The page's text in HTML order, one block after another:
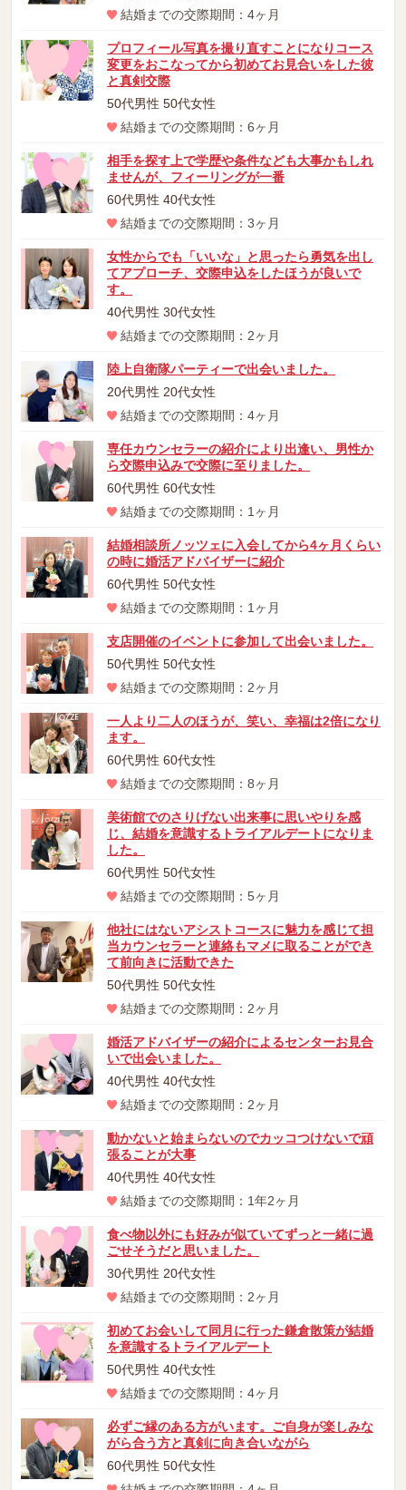
結婚までの交際期間：4ヶ月
プロフィール写真を撮り直すことになりコース
変更をおこなってから初めてお見合いをした彼
と真剣交際
50代男性 50代女性
結婚までの交際期間：6ヶ月
相手を探す上で学歴や条件なども大事かもしれ
ませんが、フィーリングが一番
60代男性 40代女性
結婚までの交際期間：3ヶ月
女性からでも「いいな」と思ったら勇気を出し
てアプローチ、交際申込をしたほうが良いで
す。
40代男性 30代女性
結婚までの交際期間：2ヶ月
陸上自衛隊パーティーで出会いました。
20代男性 20代女性
結婚までの交際期間：4ヶ月
専任カウンセラーの紹介により出逢い、男性か
ら交際申込みで交際に至りました。
60代男性 60代女性
結婚までの交際期間：1ヶ月
結婚相談所ノッツェに入会してから4ヶ月くらい
の時に婚活アドバイザーに紹介
60代男性 50代女性
結婚までの交際期間：1ヶ月
支店開催のイベントに参加して出会いました。
50代男性 50代女性
結婚までの交際期間：2ヶ月
一人より二人のほうが、笑い、幸福は2倍になり
ます。
60代男性 60代女性
結婚までの交際期間：8ヶ月
美術館でのさりげない出来事に思いやりを感
じ、結婚を意識するトライアルデートになりま
した。
60代男性 50代女性
結婚までの交際期間：5ヶ月
他社にはないアシストコースに魅力を感じて担
当カウンセラーと連絡もマメに取ることができ
て前向きに活動できた
50代男性 50代女性
結婚までの交際期間：2ヶ月
婚活アドバイザーの紹介によるセンターお見合
いで出会いました。
40代男性 40代女性
結婚までの交際期間：2ヶ月
動かないと始まらないのでカッコつけないで頑
張ることが大事
40代男性 40代女性
結婚までの交際期間：1年2ヶ月
食べ物以外にも好みが似ていてずっと一緒に過
ごせそうだと思いました。
30代男性 20代女性
結婚までの交際期間：2ヶ月
初めてお会いして同月に行った鎌倉散策が結婚
を意識するトライアルデート
50代男性 40代女性
結婚までの交際期間：4ヶ月
必ずご縁のある方がいます。ご自身が楽しみな
がら合う方と真剣に向き合いながら
60代男性 50代女性